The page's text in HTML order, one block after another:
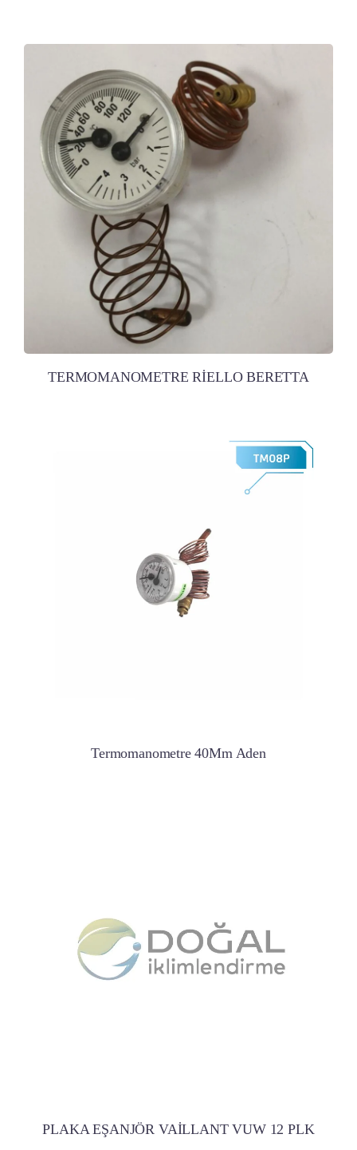
TERMOMANOMETRE RİELLO BERETTA
Termomanometre 40Mm Aden
PLAKA EŞANJÖR VAİLLANT VUW 12 PLK